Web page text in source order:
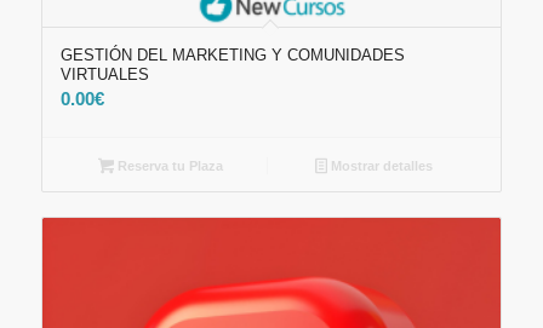
GESTIÓN DEL MARKETING Y COMUNIDADES
VIRTUALES
0.00€
Reserva tu Plaza Mostrar detalles